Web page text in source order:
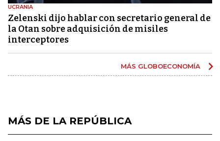
UCRANIA
Zelenski dijo hablar con secretario general de
la Otan sobre adquisición de misiles
interceptores
MÁS GLOBOECONOMÍA
MÁS DE LA REPÚBLICA